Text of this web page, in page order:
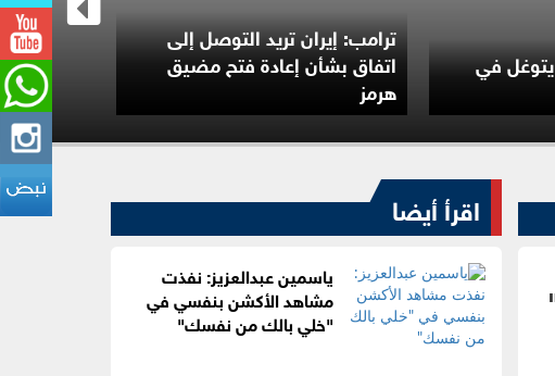
يتوغل في
ترامب: إيران تريد التوصل إلى
اتفاق بشأن إعادة فتح مضيق
هرمز
مقتل
بهجوم
اقرأ أيضا
ياسمين عبدالعزيز: نفذت
مشاهد الأكشن بنفسي في
"خلي بالك من نفسك"